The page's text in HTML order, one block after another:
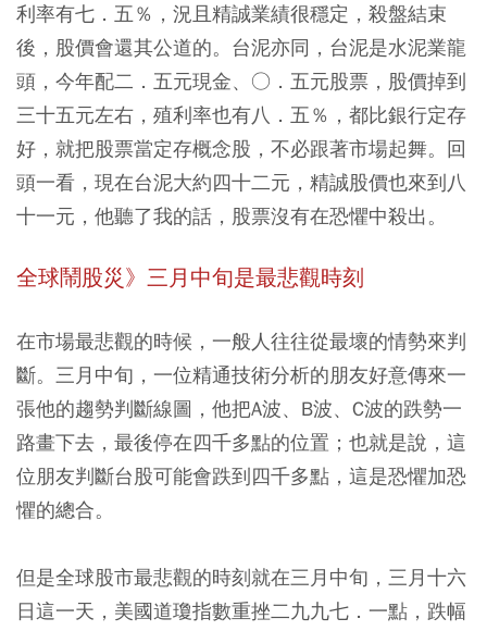
利率有七．五％，況且精誠業績很穩定，殺盤結束
後，股價會還其公道的。台泥亦同，台泥是水泥業龍
頭，今年配二．五元現金、○．五元股票，股價掉到
三十五元左右，殖利率也有八．五％，都比銀行定存
好，就把股票當定存概念股，不必跟著市場起舞。回
頭一看，現在台泥大約四十二元，精誠股價也來到八
十一元，他聽了我的話，股票沒有在恐懼中殺出。
全球鬧股災》三月中旬是最悲觀時刻
在市場最悲觀的時候，一般人往往從最壞的情勢來判
斷。三月中旬，一位精通技術分析的朋友好意傳來一
張他的趨勢判斷線圖，他把A波、B波、C波的跌勢一
路畫下去，最後停在四千多點的位置；也就是說，這
位朋友判斷台股可能會跌到四千多點，這是恐懼加恐
懼的總合。
但是全球股市最悲觀的時刻就在三月中旬，三月十六
日這一天，美國道瓊指數重挫二九九七．一點，跌幅